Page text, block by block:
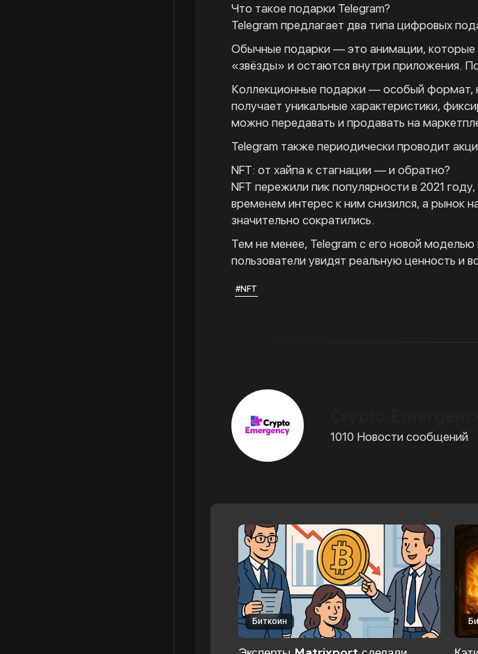
Что такое подарки Telegram?
Telegram предлагает два типа цифровых
Обычные подарки — это анимации, которые
«звёзды» и остаются внутри приложения.
Коллекционные подарки — особый формат,
получает уникальные характеристики,
можно передавать и продавать на
Telegram также периодически проводит
NFT: от хайпа к стагнации — и обратно?
NFT пережили пик популярности в 2021
временем интерес к ним снизился, а рынок
значительно сократились.
Тем не менее, Telegram с его новой
пользователи увидят реальную ценность
#NFT
1010 Новости сообщений
Биткоин